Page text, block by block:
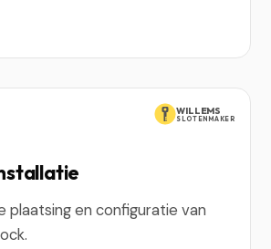
WILLEMS
SLOTENMAKER
plaatsing en configuratie van